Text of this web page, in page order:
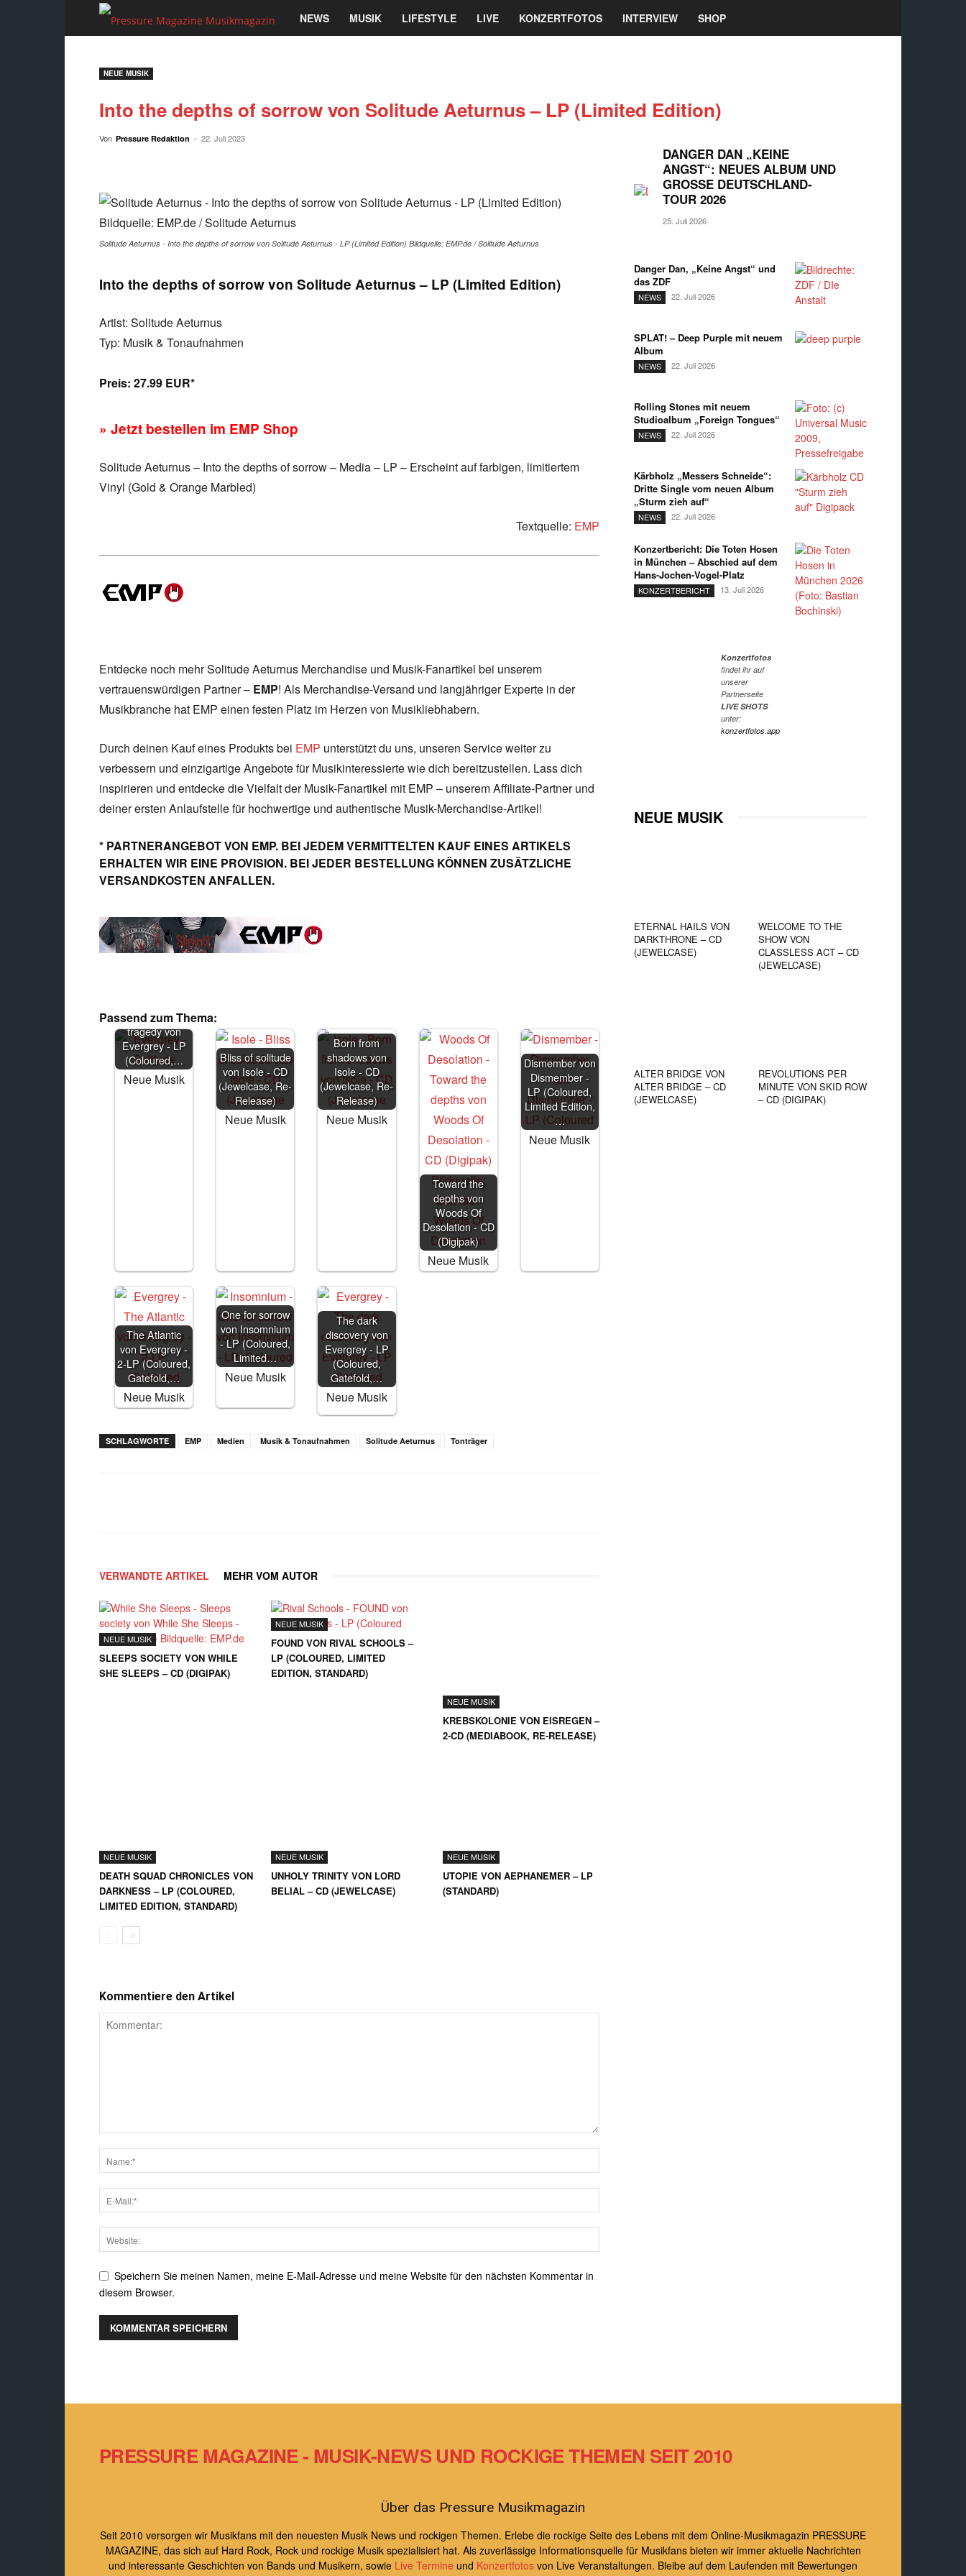
Pressure
NEWS MUSIK LIFESTYLE LIVE KONZERTFOTOS INTERVIEW SHOP
NEUE MUSIK
Into the depths of sorrow von Solitude Aeturnus – LP (Limited Edition)
Von Pressure Redaktion - 22. Juli 2023
Solitude Aeturnus - Into the depths of sorrow von Solitude Aeturnus - LP (Limited Edition) Bildquelle: EMP.de / Solitude Aeturnus
Into the depths of sorrow von Solitude Aeturnus – LP (Limited Edition)
Artist: Solitude Aeturnus
Typ: Musik & Tonaufnahmen
Preis: 27.99 EUR*
» Jetzt bestellen im EMP Shop
Solitude Aeturnus – Into the depths of sorrow – Media – LP – Erscheint auf farbigen, limitiertem
Vinyl (Gold & Orange Marbled)
Textquelle: EMP
Entdecke noch mehr Solitude Aeturnus Merchandise und Musik-Fanartikel bei unserem
vertrauenswürdigen Partner – EMP! Als Merchandise-Versand und langjähriger Experte in der
Musikbranche hat EMP einen festen Platz im Herzen von Musikliebhabern.
Durch deinen Kauf eines Produkts bei EMP unterstützt du uns, unseren Service weiter zu
verbessern und einzigartige Angebote für Musikinteressierte wie dich bereitzustellen. Lass dich
inspirieren und entdecke die Vielfalt der Musik-Fanartikel mit EMP – unserem Affiliate-Partner und
deiner ersten Anlaufstelle für hochwertige und authentische Musik-Merchandise-Artikel!
* PARTNERANGEBOT VON EMP. BEI JEDEM VERMITTELTEN KAUF EINES ARTIKELS
ERHALTEN WIR EINE PROVISION. BEI JEDER BESTELLUNG KÖNNEN ZUSÄTZLICHE
VERSANDKOSTEN ANFALLEN.
Passend zum Thema:
dominance,
tragedy von
Evergrey - LP
(Coloured,…
Neue Musik
Bliss of solitude
von Isole - CD
(Jewelcase, Re-
Release)
Neue Musik
Born from
shadows von
Isole - CD
(Jewelcase, Re-
Release)
Neue Musik
Toward the
depths von
Woods Of
Desolation - CD
(Digipak)
Neue Musik
Dismember von
Dismember -
LP (Coloured,
Limited Edition,
…
Neue Musik
The Atlantic
von Evergrey -
2-LP (Coloured,
Gatefold,…
Neue Musik
One for sorrow
von Insomnium
- LP (Coloured,
Limited…
Neue Musik
The dark
discovery von
Evergrey - LP
(Coloured,
Gatefold,…
Neue Musik
SCHLAGWORTE EMP Medien Musik & Tonaufnahmen Solitude Aeturnus Tonträger
VERWANDTE ARTIKEL MEHR VOM AUTOR
NEUE MUSIK
SLEEPS SOCIETY VON WHILE
SHE SLEEPS – CD (DIGIPAK)
NEUE MUSIK
FOUND VON RIVAL SCHOOLS –
LP (COLOURED, LIMITED
EDITION, STANDARD)
Kommentiere den Artikel
Speichern Sie meinen Namen, meine E-Mail-Adresse und meine Website für den nächsten Kommentar in
diesem Browser.
DANGER DAN „KEINE
ANGST“: NEUES ALBUM UND
GROSSE DEUTSCHLAND-T
OUR 2026
25. Juli 2026
Danger Dan, „Keine Angst“ und
das ZDF
NEWS 22. Juli 2026
SPLAT! – Deep Purple mit neuem
Album
NEWS 22. Juli 2026
Rolling Stones mit neuem
Studioalbum „Foreign Tongues“
NEWS 22. Juli 2026
Kärbholz „Messers Schneide“:
Dritte Single vom neuen Album
„Sturm zieh auf“
NEWS 22. Juli 2026
Konzertbericht: Die Toten Hosen
in München – Abschied auf dem
Hans-Jochen-Vogel-Platz
KONZERTBERICHT 13. Juli 2026
Konzertfotos
findet ihr auf
unserer
Partnerseite
LIVE SHOTS
unter:
konzertfotos.app
NEUE MUSIK
ETERNAL HAILS VON
DARKTHRONE – CD
(JEWELCASE)
WELCOME TO THE
SHOW VON
CLASSLESS ACT – CD
(JEWELCASE)
ALTER BRIDGE VON
ALTER BRIDGE – CD
(JEWELCASE)
REVOLUTIONS PER
MINUTE VON SKID ROW
– CD (DIGIPAK)
und interessante Geschichten von Bands und Musikern, sowieLive Termineund Konzertfotosvon Live Veranstaltungen. Bleibe auf dem Laufenden mit Bewertungen
, Games und Büchern, angesagten Musikvideos und Lifestyle-Themen.
Kulturnews, Entertainment und Lifestyle nach deinem Geschmack!